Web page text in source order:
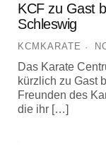
KCF zu Gast
Schleswig
KCMKARATE
Das Karate
kürzlich zu Gast
Freunden des
die ihr […]